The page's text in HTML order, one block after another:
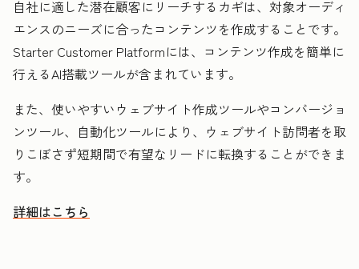
自社に適した潜在顧客にリーチするカギは、対象オーディ
エンスのニーズに合ったコンテンツを作成することです。
Starter Customer Platformには、コンテンツ作成を簡単に
行えるAI搭載ツールが含まれています。
また、使いやすいウェブサイト作成ツールやコンバージョ
ンツール、自動化ツールにより、ウェブサイト訪問者を取
りこぼさず短期間で有望なリードに転換することができま
す。
詳細はこちら
HubSpotを活用して潜在顧客を発見しリーチを拡大する方法